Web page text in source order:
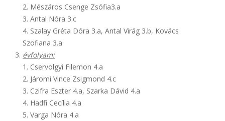
2. Mészáros Csenge Zsófia3.a
3. Antal Nóra 3.c
4. Szalay Gréta Dóra 3.a, Antal Virág 3.b, Kovács
Szofiana 3.a
évfolyam:
1. Cservölgyi Filemon 4.a
2. Járomi Vince Zsigmond 4.c
3. Czifra Eszter 4.a, Szarka Dávid 4.a
4. Hadfi Cecília 4.a
5. Varga Nóra 4.a